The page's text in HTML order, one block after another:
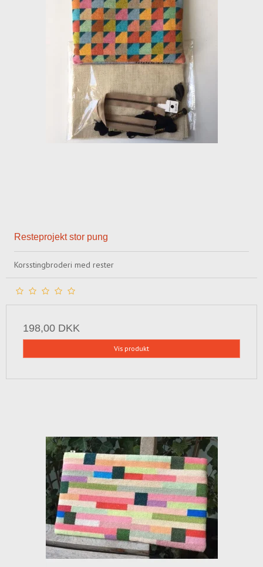
Resteprojekt stor pung
Korsstingbroderi med rester
198,00 DKK
Vis produkt